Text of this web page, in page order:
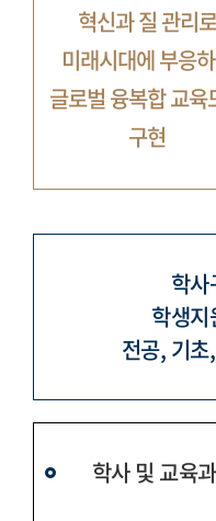
혁신과 질 관리로
미래시대에 부응
글로벌 융복합 교육
구현
학
학생
전공, 기
학사 및 교육